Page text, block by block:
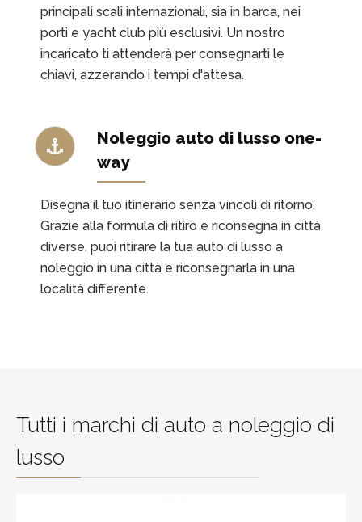
principali scali internazionali, sia in barca, nei
porti e yacht club più esclusivi. Un nostro
incaricato ti attenderà per consegnarti le
chiavi, azzerando i tempi d'attesa.
Noleggio auto di lusso one-
way
Disegna il tuo itinerario senza vincoli di ritorno.
Grazie alla formula di ritiro e riconsegna in città
diverse, puoi ritirare la tua auto di lusso a
noleggio in una città e riconsegnarla in una
località differente.
Tutti i marchi di auto a noleggio di
lusso